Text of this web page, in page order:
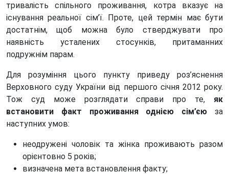
тривалість спільного проживання, котра вказує на
існування реальної сім’ї. Проте, цей термін має бути
достатнім, щоб можна було стверджувати про
наявність усталених стосунків, притаманних
подружнім парам.
Для розуміння цього пункту приведу роз’яснення
Верховного суду України від першого січня 2012 року.
Тож суд може розглядати справи про те, як
встановити факт проживання однією
сім’єюза
наступних умов:
неодружені чоловік та жінка проживають разом
орієнтовно 5 років;
визначена мета встановлення факту;